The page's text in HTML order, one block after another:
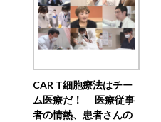
CAR T細胞療法はチー
ム医療だ！ 医療従事
者の情熱、患者さんの